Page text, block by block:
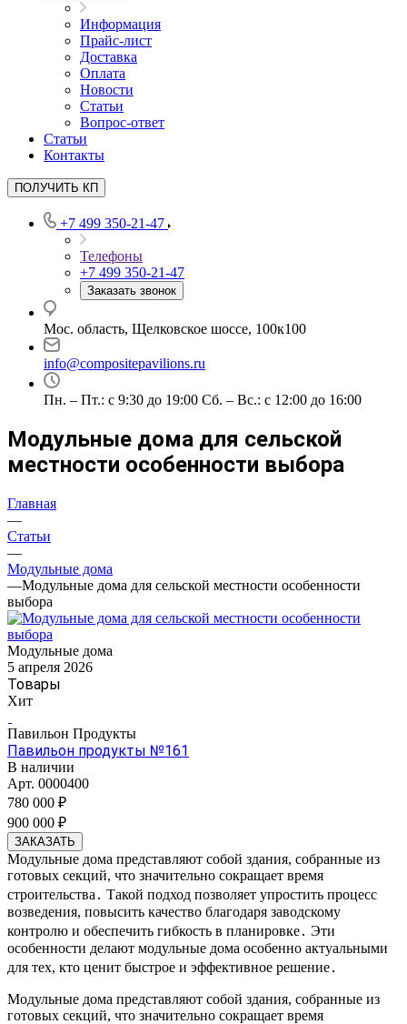
Информация
Прайс-лист
Доставка
Оплата
Новости
Статьи
Вопрос-ответ
Статьи
Контакты
ПОЛУЧИТЬ КП
+7 499 350-21-47
Телефоны
+7 499 350-21-47
Заказать звонок
Мос. область, Щелковское шоссе, 100к100
info@compositepavilions.ru
Пн. – Пт.: с 9:30 до 19:00 Сб. – Вс.: с 12:00 до 16:00
Модульные дома для сельской
местности особенности выбора
Главная
—
Статьи
—
Модульные дома
—Модульные дома для сельской местности особенности
выбора
Модульные дома
5 апреля 2026
Товары
Хит
Павильон Продукты
Павильон продукты №161
В наличии
Арт. 0000400
780 000 ₽
900 000 ₽
ЗАКАЗАТЬ
Модульные дома представляют собой здания, собранные из
готовых секций, что значительно сокращает время
строительства․ Такой подход позволяет упростить процесс
возведения, повысить качество благодаря заводскому
контролю и обеспечить гибкость в планировке․ Эти
особенности делают модульные дома особенно актуальными
для тех, кто ценит быстрое и эффективное решение․
Модульные дома представляют собой здания, собранные из
готовых секций, что значительно сокращает время